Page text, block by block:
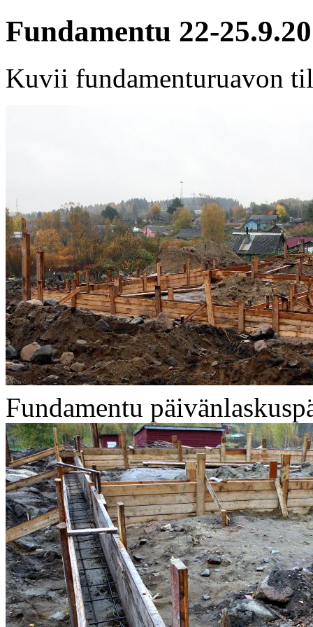
Fundamentu 22-
Kuvii fundamenturuavon
Fundamentu